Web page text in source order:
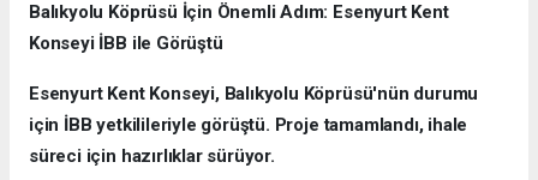
Balıkyolu Köprüsü İçin Önemli Adım: Esenyurt Kent
Konseyi İBB ile Görüştü
Esenyurt Kent Konseyi, Balıkyolu Köprüsü'nün durumu
için İBB yetkilileriyle görüştü. Proje tamamlandı, ihale
süreci için hazırlıklar sürüyor.